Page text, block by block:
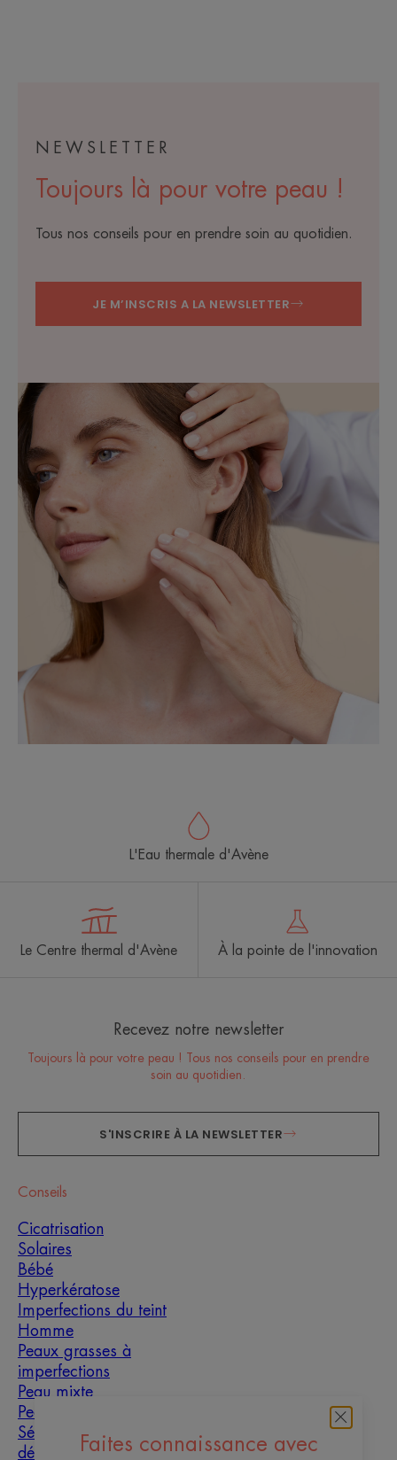
NEWSLETTER
Toujours là pour votre peau !
Tous nos conseils pour en prendre soin au quotidien.
JE M’INSCRIS A LA NEWSLETTER
Faites connaissance avec
L'Eau thermale d'Avène
Le Centre thermal d'Avène À la pointe de l'innovation
Recevez notre newsletter
Toujours là pour votre peau ! Tous nos conseils pour en prendre
soin au quotidien.
S'INSCRIRE À LA NEWSLETTER
Conseils
Cicatrisation
Solaires
Bébé
Hyperkératose
Imperfections du teint
Homme
Peaux grasses à
imperfections
Peau mixte
Peau sèche
Sécheresse et
déshydratation